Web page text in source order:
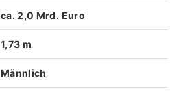
ca. 2,0 Mrd. Euro
1,73 m
Männlich